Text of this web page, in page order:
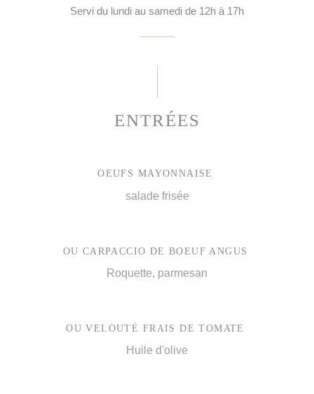
Servi du lundi au samedi de 12h à 17h
ENTRÉES
OEUFS MAYONNAISE
salade frisée
OU CARPACCIO DE BOEUF ANGUS
Roquette, parmesan
OU VELOUTÉ FRAIS DE TOMATE
Huile d'olive